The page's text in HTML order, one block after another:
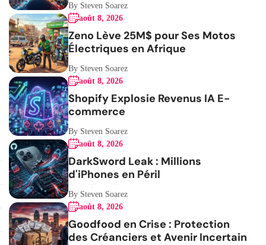
By Steven Soarez
août 8, 2026
Zeno Lève 25M$ pour Ses Motos
Électriques en Afrique
By Steven Soarez
août 8, 2026
Shopify Explosie Revenus IA E-
commerce
By Steven Soarez
août 8, 2026
DarkSword Leak : Millions
d'iPhones en Péril
By Steven Soarez
août 8, 2026
Goodfood en Crise : Protection
des Créanciers et Avenir Incertain